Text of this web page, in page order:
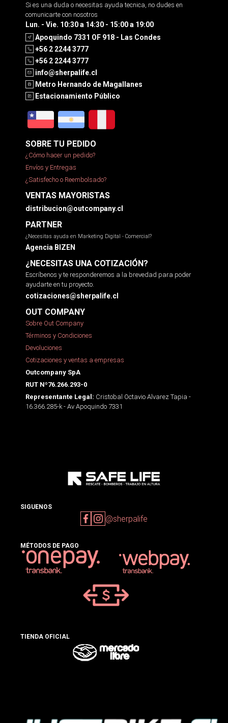
Si es una duda o necesitas ayuda tecnica, no dudes en
comunicarte con nosotros
Lun. - Vie. 10:30 a 14:30 - 15:00 a 19:00
Apoquindo 7331 OF 918 - Las Condes
+56 2 2244 3777
+56 2 2244 3777
info@sherpalife.cl
Metro Hernando de Magallanes
Estacionamiento Público
SOBRE TU PEDIDO
¿Cómo hacer un pedido?
Envíos y Entregas
¿Satisfecho o Reembolsado?
VENTAS MAYORISTAS
distribucion@outcompany.cl
PARTNER
¿Necesitas ayuda en Marketing Digital - Comercial?
Agencia BIZEN
¿NECESITAS UNA COTIZACIÓN?
Escríbenos y te responderemos a la brevedad para poder
ayudarte en tu proyecto.
cotizaciones@sherpalife.cl
OUT COMPANY
Sobre Out Company
Términos y Condiciones
Devoluciones
Cotizaciones y ventas a empresas
Outcompany SpA
RUT Nº76.266.293-0
Representante Legal: Cristobal Octavio Alvarez Tapia -
16.366.285-k - Av Apoquindo 7331
SIGUENOS
@sherpalife
MÉTODOS DE PAGO
TIENDA OFICIAL